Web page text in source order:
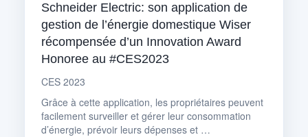
Schneider Electric: son application de
gestion de l’énergie domestique Wiser
récompensée d’un Innovation Award
Honoree au #CES2023
CES 2023
Grâce à cette application, les propriétaires peuvent
facilement surveiller et gérer leur consommation
d’énergie, prévoir leurs dépenses et …